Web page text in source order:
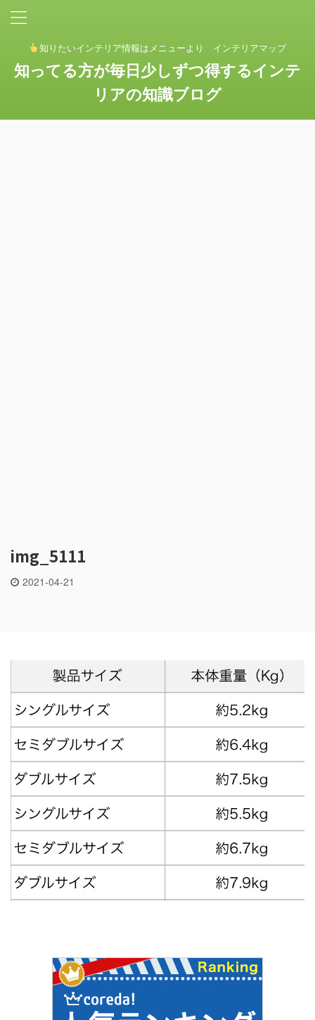
知りたいインテリア情報はメニューより インテリアマップ
知ってる方が毎日少しずつ得するインテ
リアの知識ブログ
img_5111
2021-04-21